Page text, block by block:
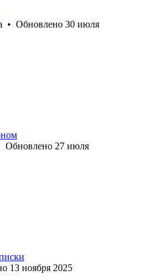
• Обновлено 30 июля
Обновлено 27 июля
13 ноября 2025